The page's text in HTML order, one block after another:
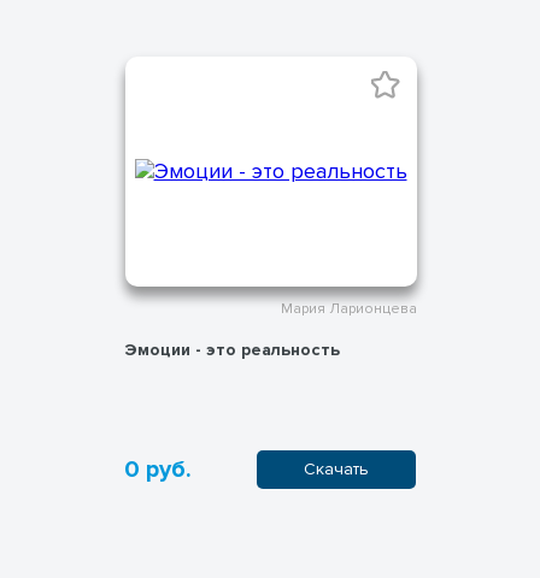
Мария Ларионцева
Эмоции - это реальность
0 руб. Скачать